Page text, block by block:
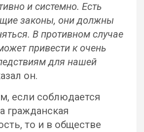
и системно. Есть
законы, они должны
В противном случае
привести к очень
для нашей
он.
если соблюдается
гражданская
то и в обществе